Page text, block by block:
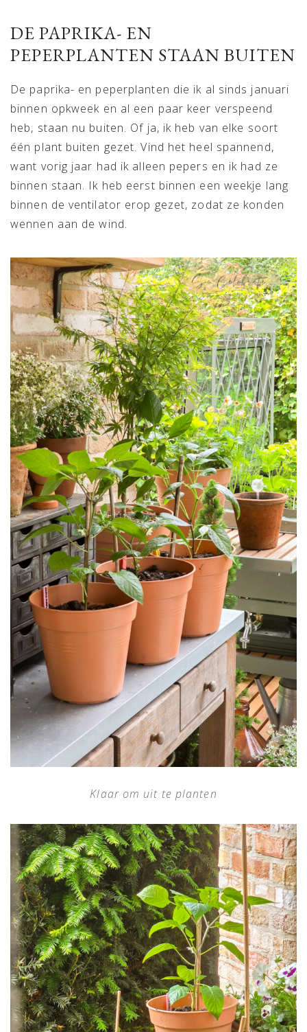
DE PAPRIKA- EN
PEPERPLANTEN STAAN BUITEN
De paprika- en peperplanten die ik al sinds januari
binnen opkweek en al een paar keer verspeend
heb, staan nu buiten. Of ja, ik heb van elke soort
één plant buiten gezet. Vind het heel spannend,
want vorig jaar had ik alleen pepers en ik had ze
binnen staan. Ik heb eerst binnen een weekje lang
binnen de ventilator erop gezet, zodat ze konden
wennen aan de wind.
Klaar om uit te planten